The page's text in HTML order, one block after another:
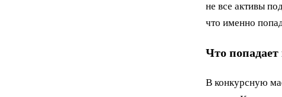
не все активы
что именно
Что
В конкурсную